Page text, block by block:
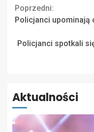
Continue
Reading
Poprzedni:
Policjanci upominają
Policjanci spotkali
Aktualności